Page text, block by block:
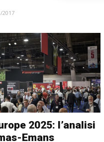
2017
2025: l’analisi
Emans